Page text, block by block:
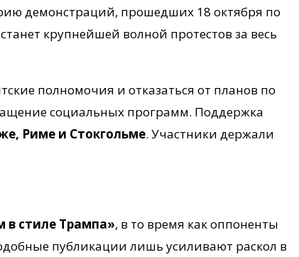
демонстраций, прошедших 18 октября по
крупнейшей волной протестов за весь
полномочия и отказаться от планов по
социальных программ. Поддержка
Риме и Стокгольме. Участники держали
в стиле Трампа», в то время как оппоненты
публикации лишь усиливают раскол в